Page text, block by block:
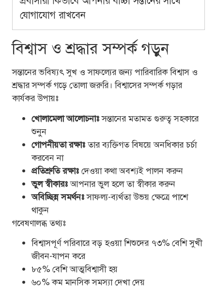
যোগাযোগ রাখবেন
বিশ্বাস ও শ্রদ্ধার সম্পর্ক গড়ুন
সন্তানের ভবিষ্যৎ সুখ ও সাফল্যের জন্য পারিবারিক বিশ্বাস ও
শ্রদ্ধার সম্পর্ক গড়ে তোলা জরুরি। বিশ্বাসের সম্পর্ক গড়ার
কার্যকর উপায়ঃ
খোলামেলা আলোচনাঃসন্তানের মতামত গুরুত্ব সহকারে
শুনুন
গোপনীয়তা রক্ষাঃতার ব্যক্তিগত বিষয়ে অনধিকার চর্চা
করবেন না
প্রতিশ্রুতি রক্ষাঃ দেওয়া কথা অবশ্যই পালন করুন
ভুল স্বীকারঃআপনার ভুল হলে তা স্বীকার করুন
অবিচ্ছিন্ন সমর্থনঃসাফল্য-ব্যর্থতা উভয় ক্ষেত্রে পাশে
থাকুন
গবেষণালব্ধ তথ্যঃ
বিশ্বাসপূর্ণ পরিবারে বড় হওয়া শিশুদের ৭৩% বেশি সুখী
জীবন-যাপন করে
৮৫% বেশি আত্মবিশ্বাসী হয়
৬০% কম মানসিক সমস্যা দেখা দেয়